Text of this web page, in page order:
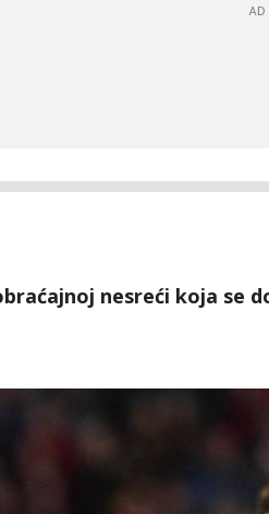
nesreći koja se